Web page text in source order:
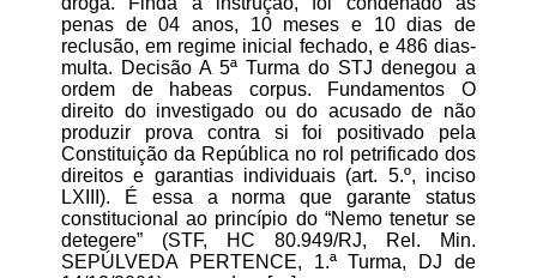
penas de 04 anos, 10 meses e 10 dias de
reclusão, em regime inicial fechado, e 486 dias-
multa. Decisão A 5ª Turma do STJ denegou a
ordem de habeas corpus. Fundamentos O
direito do investigado ou do acusado de não
produzir prova contra si foi positivado pela
Constituição da República no rol petrificado dos
direitos e garantias individuais (art. 5.º, inciso
LXIII). É essa a norma que garante status
constitucional ao princípio do “Nemo tenetur se
detegere” (STF, HC 80.949/RJ, Rel. Min.
SEPÚLVEDA PERTENCE, 1.ª Turma, DJ de